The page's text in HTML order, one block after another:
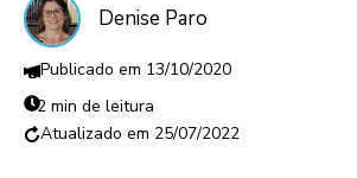
Denise Paro
13/10/2020
2 min de leitura
25/07/2022